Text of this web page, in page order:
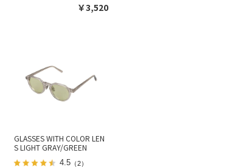
￥3,520
GLASSES WITH COLOR LEN
S LIGHT GRAY/GREEN
4.5（2）